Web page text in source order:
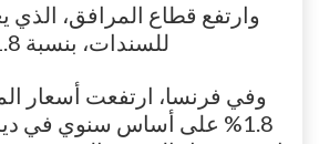
وارتفع قطاع المرافق، الذي
للسندات، بنسبة 1.8٪.
وفي فرنسا، ارتفعت أسعار
1.8% على أساس سنوي في